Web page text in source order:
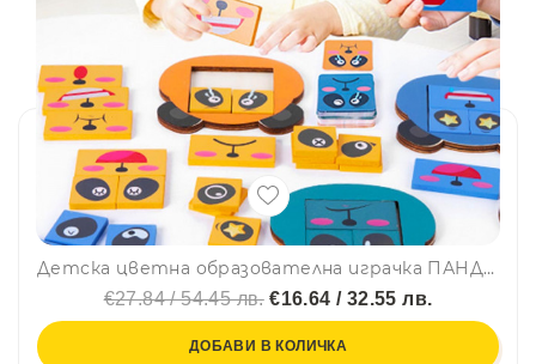
Детска цветна образователна играчка ПАНДА СМЯНА НА ЛИЦА по метода на МОНТЕСОРИ BT03
€27.84 / 54.45 лв.€16.64 / 32.55 лв.
ДОБАВИ В КОЛИЧКА